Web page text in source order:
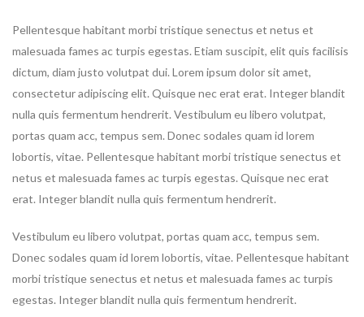
Pellentesque habitant morbi tristique senectus et netus et
malesuada fames ac turpis egestas. Etiam suscipit, elit quis facilisis
dictum, diam justo volutpat dui. Lorem ipsum dolor sit amet,
consectetur adipiscing elit. Quisque nec erat erat. Integer blandit
nulla quis fermentum hendrerit. Vestibulum eu libero volutpat,
portas quam acc, tempus sem. Donec sodales quam id lorem
lobortis, vitae. Pellentesque habitant morbi tristique senectus et
netus et malesuada fames ac turpis egestas. Quisque nec erat
erat. Integer blandit nulla quis fermentum hendrerit.
Vestibulum eu libero volutpat, portas quam acc, tempus sem.
Donec sodales quam id lorem lobortis, vitae. Pellentesque habitant
morbi tristique senectus et netus et malesuada fames ac turpis
egestas. Integer blandit nulla quis fermentum hendrerit.